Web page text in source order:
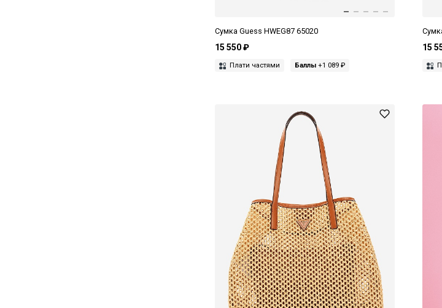
Сумка Guess HWEG87 65020
15 550 ₽
Плати частями Баллы +1 089 ₽
15